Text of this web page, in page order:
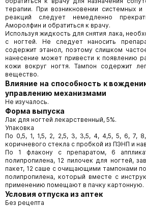
терапии. При возникновении системных и
реакций следует немедленно
Аморолфин и обратиться к врачу.
Используя жидкость для снятия лака,
с ногтей. Не следует наносить
содержит этанол, поэтому слишком
нанесение может привести к появлению
кожи вокруг ногтя. Тампон содержит
вещество.
Влияние на способность к
управлению механизмами
Не изучалось.
Форма выпуска
Лак для ногтей лекарственный, 5%.
Упаковка
По 0,5, 1, 1,5, 2, 2,5, 3, 3,5, 4, 4,5, 5, 6, 7,
коричневого стекла с пробкой из ПЭНП и
По 1 флакону с препаратом, 6
полипропилена, 12 пилочек для ногтей,
пакет, 12 саше с очищающими тампонами
полипропилена, который вместе с
применению помещают в пачку картонную.
Условия отпуска из аптек
Без рецепта